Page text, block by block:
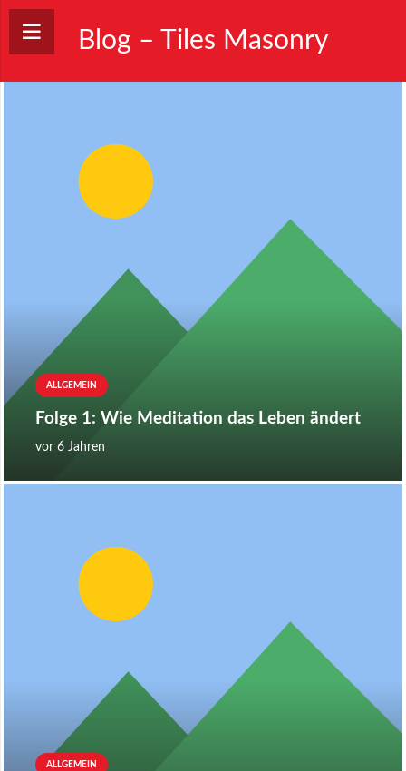
Blog – Tiles Masonry
ALLGEMEIN
Folge 1: Wie Meditation das Leben ändert
vor 6 Jahren
ALLGEMEIN